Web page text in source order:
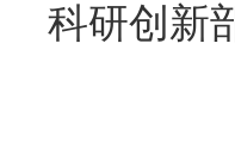
科研创新